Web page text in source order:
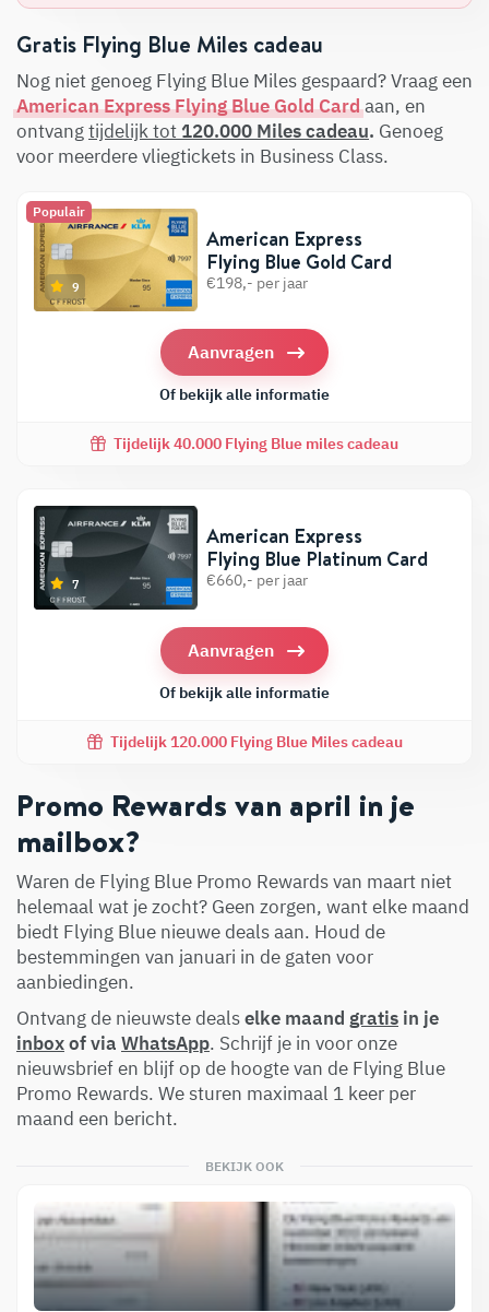
Gratis Flying Blue Miles cadeau
Nog niet genoeg Flying Blue Miles gespaard? Vraag een
American Express Flying Blue Gold Cardaan, en
ontvangtijdelijk tot 120.000 Miles cadeau. Genoeg
voor meerdere vliegtickets in Business Class.
Populair
American Express
Flying Blue Gold Card
€198,- per jaar
9
Aanvragen
Of bekijk alle informatie
Tijdelijk 40.000 Flying Blue miles cadeau
American Express
Flying Blue Platinum Card
€660,- per jaar
7
Aanvragen
Of bekijk alle informatie
Tijdelijk 120.000 Flying Blue Miles cadeau
Promo Rewards van april in je
mailbox?
Waren de Flying Blue Promo Rewards van maart niet
helemaal wat je zocht? Geen zorgen, want elke maand
biedt Flying Blue nieuwe deals aan. Houd de
bestemmingen van januari in de gaten voor
aanbiedingen.
Ontvang de nieuwste dealselke maand gratis in je
inboxof via WhatsApp. Schrijf je in voor onze
nieuwsbrief en blijf op de hoogte van de Flying Blue
Promo Rewards. We sturen maximaal 1 keer per
maand een bericht.
BEKIJK OOK